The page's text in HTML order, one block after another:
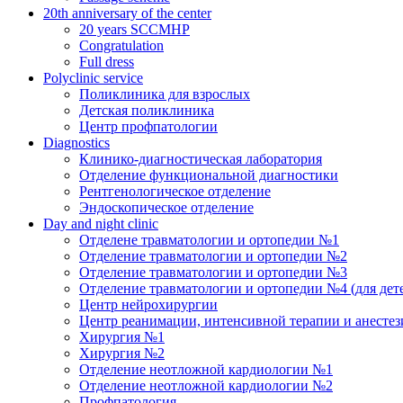
20th anniversary of the center
20 years SCCMHP
Congratulation
Full dress
Polyclinic service
Поликлиника для взрослых
Детская поликлиника
Центр профпатологии
Diagnostics
Клинико-диагностическая лаборатория
Отделение функциональной диагностики
Рентгенологическое отделение
Эндоскопическое отделение
Day and night clinic
Отделене травматологии и ортопедии №1
Отделение травматологии и ортопедии №2
Отделение травматологии и ортопедии №3
Отделение травматологии и ортопедии №4 (для
Центр нейрохирургии
Центр реанимации, интенсивной терапии и
Хирургия №1
Хирургия №2
Отделение неотложной кардиологии №1
Отделение неотложной кардиологии №2